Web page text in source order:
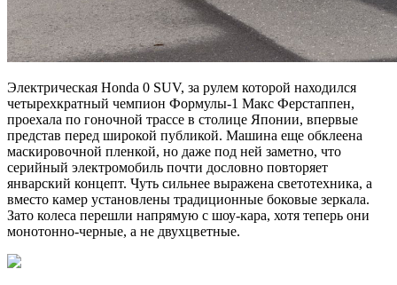
Электрическая Honda 0 SUV, за рулем которой находился
четырехкратный чемпион Формулы-1 Макс Ферстаппен,
проехала по гоночной трассе в столице Японии, впервые
представ перед широкой публикой. Машина еще обклеена
маскировочной пленкой, но даже под ней заметно, что
серийный электромобиль почти дословно повторяет
январский концепт. Чуть сильнее выражена светотехника, а
вместо камер установлены традиционные боковые зеркала.
Зато колеса перешли напрямую с шоу-кара, хотя теперь они
монотонно-черные, а не двухцветные.